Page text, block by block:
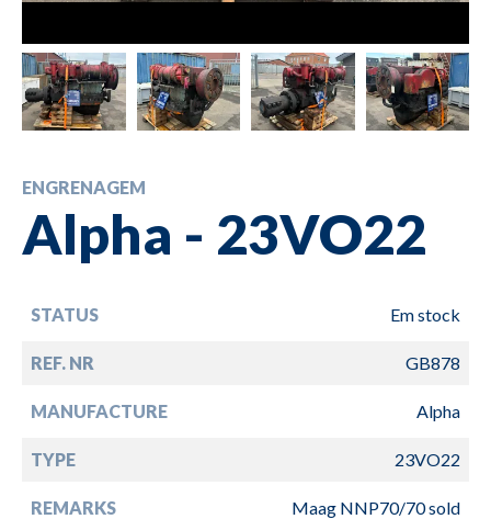
ENGRENAGEM
Alpha - 23VO22
STATUS Em stock
REF. NR GB878
MANUFACTURE Alpha
TYPE 23VO22
REMARKS Maag NNP70/70 sold